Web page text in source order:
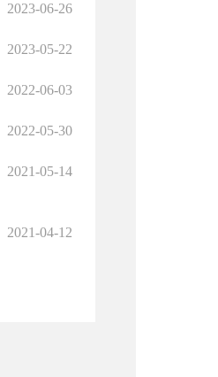
2023-06-26
2023-05-22
2022-06-03
2022-05-30
2021-05-14
2021-04-12